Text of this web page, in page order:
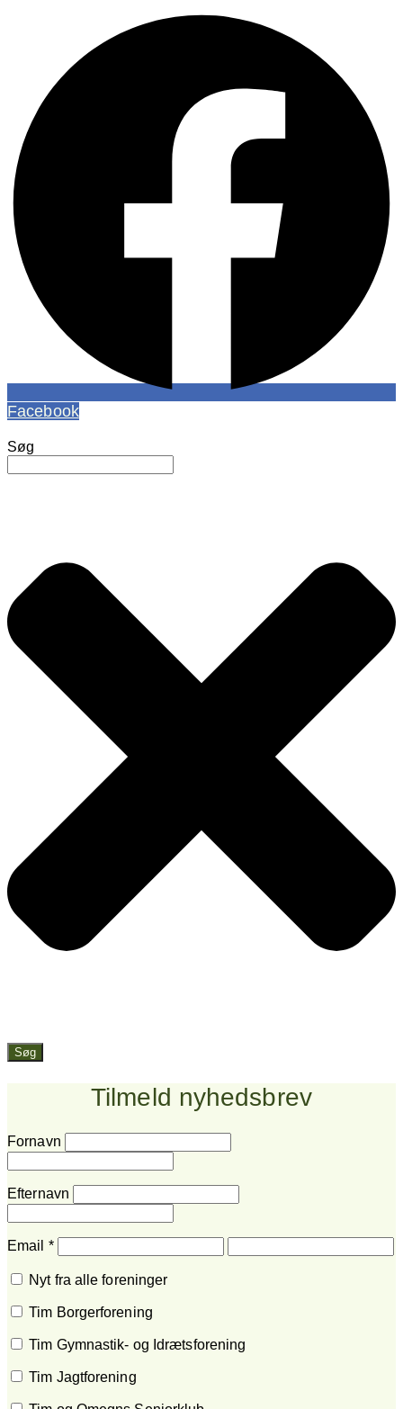
Facebook
Søg
Søg
Tilmeld nyhedsbrev
Fornavn
Efternavn
Email *
Nyt fra alle foreninger
Tim Borgerforening
Tim Gymnastik- og Idrætsforening
Tim Jagtforening